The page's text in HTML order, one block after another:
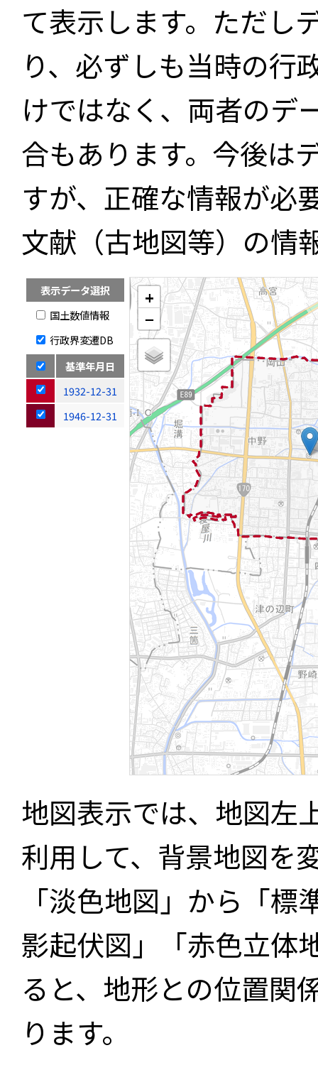
て表示します。ただし
り、必ずしも当時の行
けではなく、両者のデ
合もあります。今後は
すが、正確な情報が必
文献（古地図等）の情
表示データ選択
国土数値情報
行政界変遷DB
基準年月日
1932-12-31
1946-12-31
+
−
地図表示では、地図左
利用して、背景地図を
「淡色地図」から「
影起伏図」「赤色立体
ると、地形との位置関
ります。